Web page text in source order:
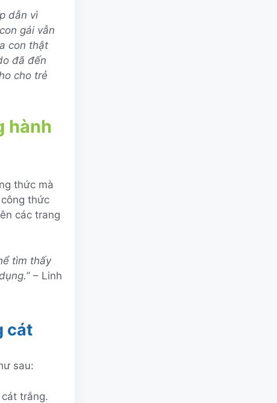
dẫn vì
gái vẫn
con thật
đã đến
cho trẻ
hành
thức mà
thức
các trang
tìm thấy
” – Linh
cát
sau:
trắng.